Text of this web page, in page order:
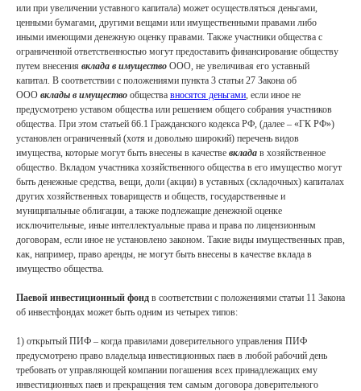
или при увеличении уставного капитала) может осуществляться деньгами,
ценными бумагами, другими вещами или имущественными правами либо
иными имеющими денежную оценку правами. Также участники общества с
ограниченной ответственностью могут предоставить финансирование обществу
путем внесения вклада в имущество ООО, не увеличивая его уставный
капитал. В соответствии с положениями пункта 3 статьи 27 Закона об
ООО вклады в имущество общества вносятся деньгами, если иное не
предусмотрено уставом общества или решением общего собрания участников
общества. При этом статьей 66.1 Гражданского кодекса РФ, (далее – «ГК РФ»)
установлен ограниченный (хотя и довольно широкий) перечень видов
имущества, которые могут быть внесены в качестве вклада в хозяйственное
общество. Вкладом участника хозяйственного общества в его имущество могут
быть денежные средства, вещи, доли (акции) в уставных (складочных) капиталах
других хозяйственных товариществ и обществ, государственные и
муниципальные облигации, а также подлежащие денежной оценке
исключительные, иные интеллектуальные права и права по лицензионным
договорам, если иное не установлено законом. Такие виды имущественных прав,
как, например, право аренды, не могут быть внесены в качестве вклада в
имущество общества.
Паевой инвестиционный фонд в соответствии с положениями статьи 11 Закона
об инвестфондах может быть одним из четырех типов:
1) открытый ПИФ – когда правилами доверительного управления ПИФ
предусмотрено право владельца инвестиционных паев в любой рабочий день
требовать от управляющей компании погашения всех принадлежащих ему
инвестиционных паев и прекращения тем самым договора доверительного